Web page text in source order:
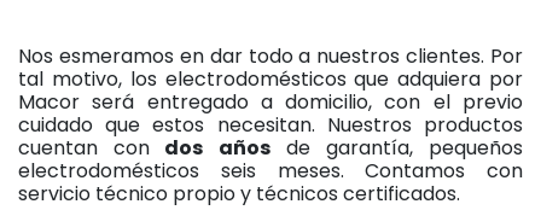
Nos esmeramos en dar todo a nuestros clientes. Por
tal motivo, los electrodomésticos que adquiera por
Macor será entregado a domicilio, con el previo
cuidado que estos necesitan. Nuestros productos
cuentan con dos añosde garantía, pequeños
electrodomésticos seis meses. Contamos con
servicio técnico propio y técnicos certificados.